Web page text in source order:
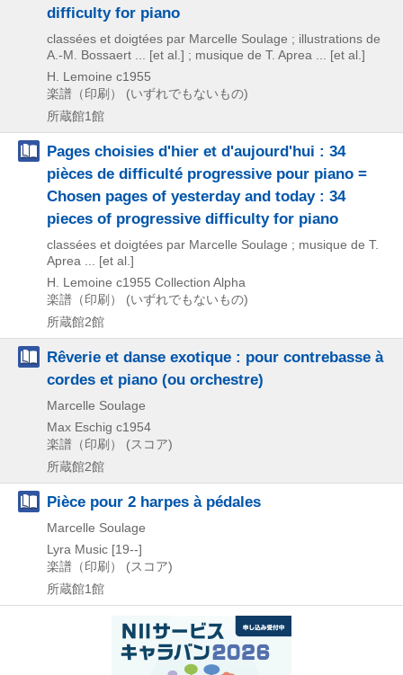
difficulty for piano
classées et doigtées par Marcelle Soulage ; illustrations de
A.-M. Bossaert ... [et al.] ; musique de T. Aprea ... [et al.]
H. Lemoine c1955
楽譜（印刷） (いずれでもないもの)
所蔵館1館
Pages choisies d'hier et d'aujourd'hui : 34
pièces de difficulté progressive pour piano =
Chosen pages of yesterday and today : 34
pieces of progressive difficulty for piano
classées et doigtées par Marcelle Soulage ; musique de T.
Aprea ... [et al.]
H. Lemoine c1955 Collection Alpha
楽譜（印刷） (いずれでもないもの)
所蔵館2館
Rêverie et danse exotique : pour contrebasse à
cordes et piano (ou orchestre)
Marcelle Soulage
Max Eschig c1954
楽譜（印刷） (スコア)
所蔵館2館
Pièce pour 2 harpes à pédales
Marcelle Soulage
Lyra Music [19--]
楽譜（印刷） (スコア)
所蔵館1館